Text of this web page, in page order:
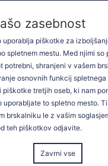
250 46 50
tajnistvo@sstd.si
KONTAKTI
Spletna
Pogosta
zasebnost
uporablja piškotke za
spletnem mestu. Med njimi so
potrebni, shranjeni v vašem
osnovnih funkcij spletnega
piškotke tretjih oseb, ki nam
uporabljate to spletno mesto.
brskalniku le z vašim
teh piškotkov odjavite.
Zavrni vse